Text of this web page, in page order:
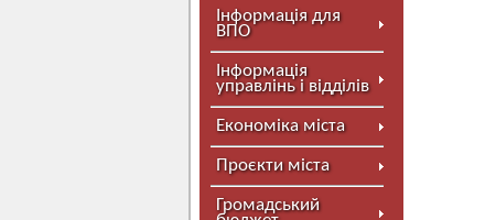
Інформація для
ВПО
Інформація
управлінь і відділів
Економіка міста
Проєкти міста
Громадський